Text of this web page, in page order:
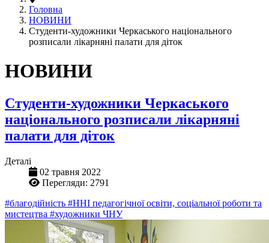
Головна
НОВИНИ
Студенти-художники Черкаського національного
розписали лікарняні палати для діток
НОВИНИ
Студенти-художники Черкаського
національного розписали лікарняні
палати для діток
Деталі
02 травня 2022
Перегляди: 2791
#благодійність #ННІ педагогічної освіти, соціальної роботи та
мистецтва #художники ЧНУ